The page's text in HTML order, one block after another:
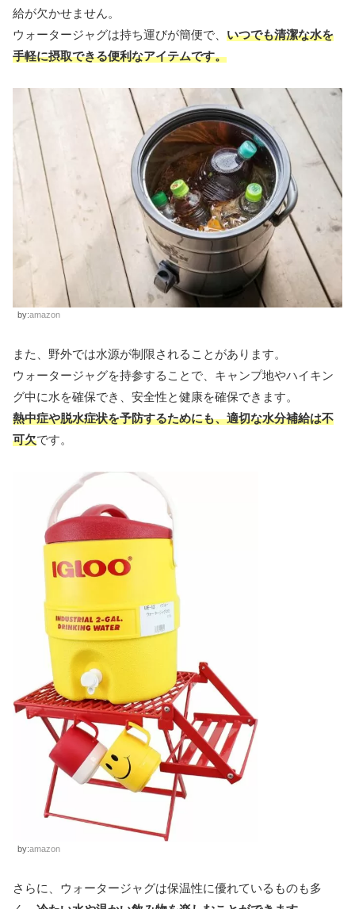
給が欠かせません。
ウォータージャグは持ち運びが簡便で、 いつでも清潔な水を
手軽に摂取できる便利なアイテムです。
by:amazon
また、野外では水源が制限されることがあります。
ウォータージャグを持参することで、キャンプ地やハイキン
グ中に水を確保でき、安全性と健康を確保できます。
熱中症や脱水症状を予防するためにも、適切な水分補給は不
可欠です。
by:amazon
さらに、ウォータージャグは保温性に優れているものも多